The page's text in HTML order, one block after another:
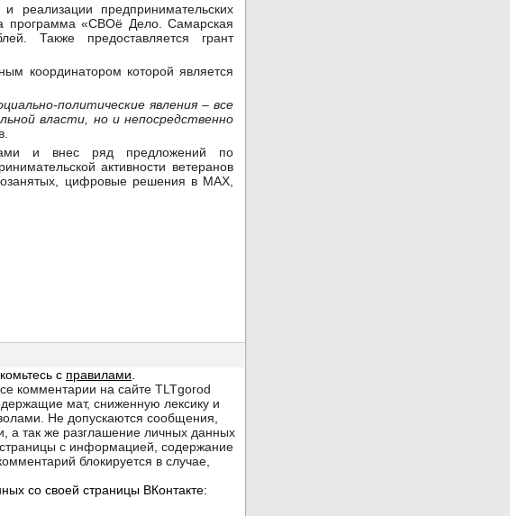
реализации предпринимательских
программа «СВОё Дело. Самарская
Также предоставляется грант
координатором которой является
политические явления – все
власти, но и непосредственно
и внес ряд предложений по
активности ветеранов
цифровые решения в MAX,